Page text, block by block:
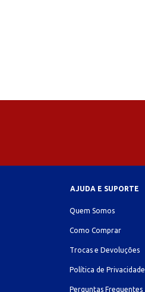
AJUDA E SUPORTE
Quem Somos
Como Comprar
Trocas e Devoluções
Política de Privacidade
Perguntas Frequentes